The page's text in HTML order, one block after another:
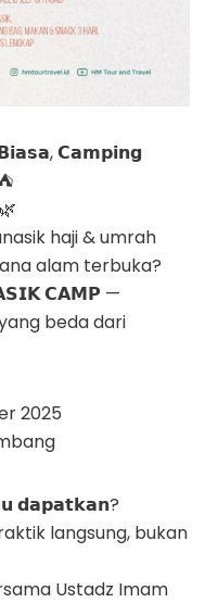
𝗖𝗮𝗺𝗽𝗶𝗻𝗴
haji & umrah
alam terbuka?
𝗖𝗔𝗠𝗣 —
beda dari
2025
𝗱𝗮𝗽𝗮𝘁𝗸𝗮𝗻?
langsung, bukan
Ustadz Imam